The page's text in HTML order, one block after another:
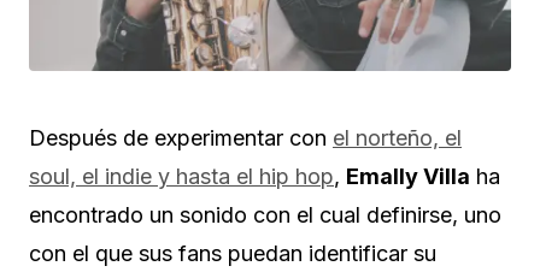
Después de experimentar con el norteño, el
soul, el indie y hasta el hip hop, Emally Villa ha
encontrado un sonido con el cual definirse, uno
con el que sus fans puedan identificar su